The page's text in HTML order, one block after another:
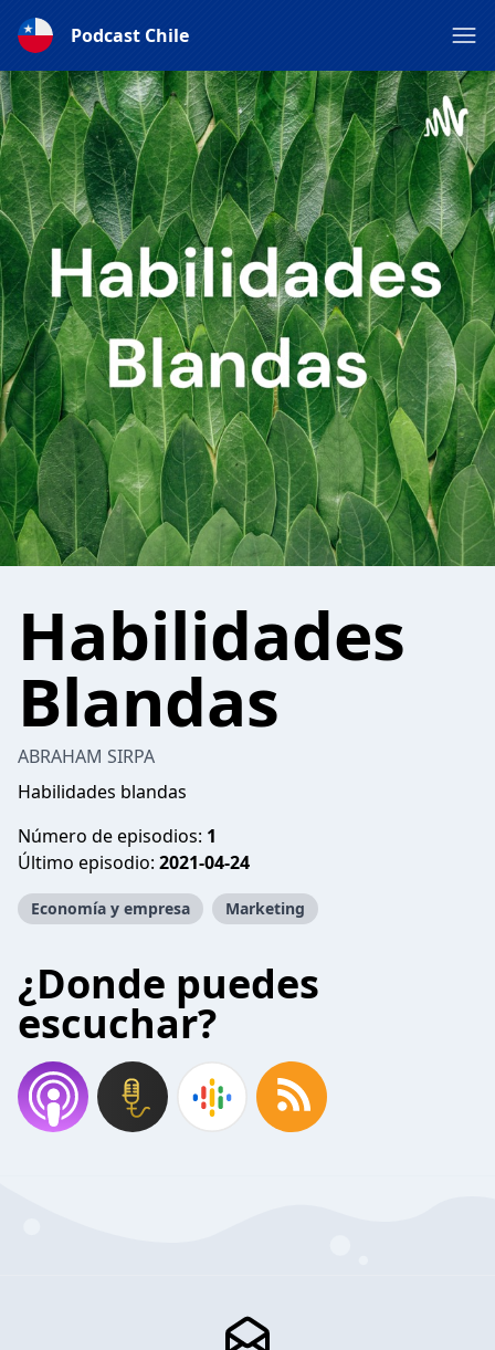
Podcast Chile
Habilidades
Blandas
ABRAHAM SIRPA
Habilidades blandas
Número de episodios: 1
Último episodio: 2021-04-24
Economía y empresa Marketing
¿Donde puedes
escuchar?